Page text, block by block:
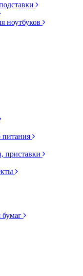
ноутбуков
питания
приставки